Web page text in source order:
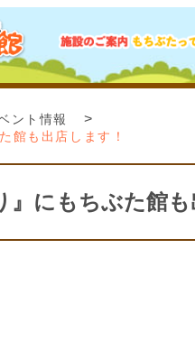
ント情報 >
館も出店します！
』にもちぶた館も